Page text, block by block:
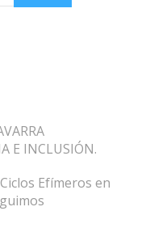
E INCLUSIÓN.
Efímeros en